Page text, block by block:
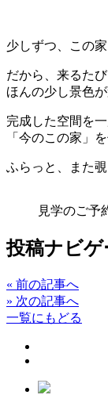
少しずつ、この
だから、来るた
ほんの少し景色
完成した空間を
「今のこの家」
ふらっと、また
見学のご予
投稿ナビゲ
« 前の記事へ
» 次の記事へ
一覧にもどる